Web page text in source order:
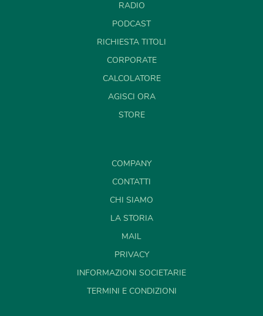
RADIO
PODCAST
RICHIESTA TITOLI
CORPORATE
CALCOLATORE
AGISCI ORA
STORE
COMPANY
CONTATTI
CHI SIAMO
LA STORIA
MAIL
PRIVACY
INFORMAZIONI SOCIETARIE
TERMINI E CONDIZIONI